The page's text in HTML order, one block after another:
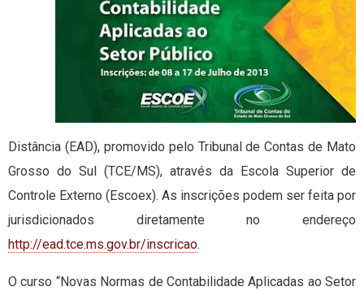
Distância (EAD), promovido pelo Tribunal de Contas de Mato
Grosso do Sul (TCE/MS), através da Escola Superior de
Controle Externo (Escoex). As inscrições podem ser feita por
jurisdicionados diretamente no endereço
http://ead.tce.ms.gov.br/inscricao.
O curso “Novas Normas de Contabilidade Aplicadas ao Setor